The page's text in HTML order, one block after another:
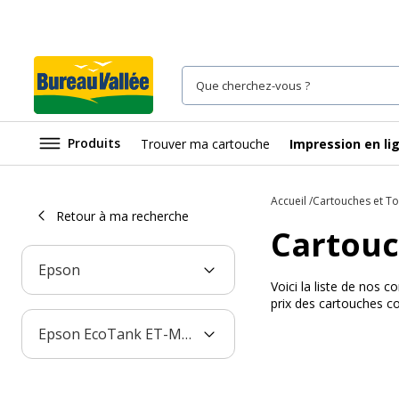
Produits Trouver ma cartouche Impression en
Retour à ma recherche
Epson
Epson EcoTank ET-M1120
Accueil Cartouches et
Voici la liste de nos
prix des cartouches